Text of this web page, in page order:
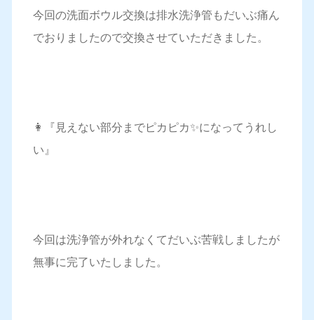
今回の洗面ボウル交換は排水洗浄管もだいぶ痛ん
でおりましたので交換させていただきました。
👩『見えない部分までピカピカ✨になってうれし
い』
今回は洗浄管が外れなくてだいぶ苦戦しましたが
無事に完了いたしました。